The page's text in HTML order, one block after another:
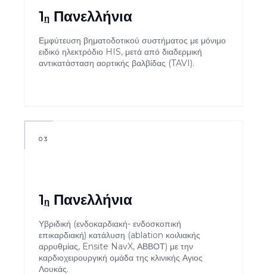
1ηΠανελλήνια
Εμφύτευση βηματοδοτικού συστήματος με μόνιμο
ειδικό ηλεκτρόδιο HIS, μετά από διαδερμική
αντικατάσταση αορτικής βαλβίδας (TAVI).
03
1ηΠανελλήνια
Υβριδική (ενδοκαρδιακή- ενδοσκοπική
επικαρδιακή) κατάλυση (ablation κοιλιακής
αρρυθμίας, Ensite NavX, ΑΒΒΟΤ) με την
καρδιοχειρουργική ομάδα της κλινικής Αγιος
Λουκάς.